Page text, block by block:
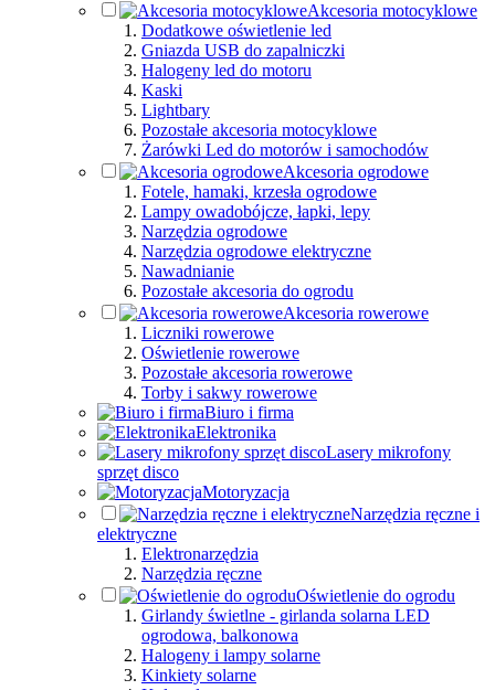
Akcesoria motocyklowe
Dodatkowe oświetlenie led
Gniazda USB do zapalniczki
Halogeny led do motoru
Kaski
Lightbary
Pozostałe akcesoria motocyklowe
Żarówki Led do motorów i samochodów
Akcesoria ogrodowe
Fotele, hamaki, krzesła ogrodowe
Lampy owadobójcze, łapki, lepy
Narzędzia ogrodowe
Narzędzia ogrodowe elektryczne
Nawadnianie
Pozostałe akcesoria do ogrodu
Akcesoria rowerowe
Liczniki rowerowe
Oświetlenie rowerowe
Pozostałe akcesoria rowerowe
Torby i sakwy rowerowe
Biuro i firma
Elektronika
Lasery mikrofony
sprzęt disco
Motoryzacja
Narzędzia ręczne i
elektryczne
Elektronarzędzia
Narzędzia ręczne
Oświetlenie do ogrodu
Girlandy świetlne - girlanda solarna LED
ogrodowa, balkonowa
Halogeny i lampy solarne
Kinkiety solarne